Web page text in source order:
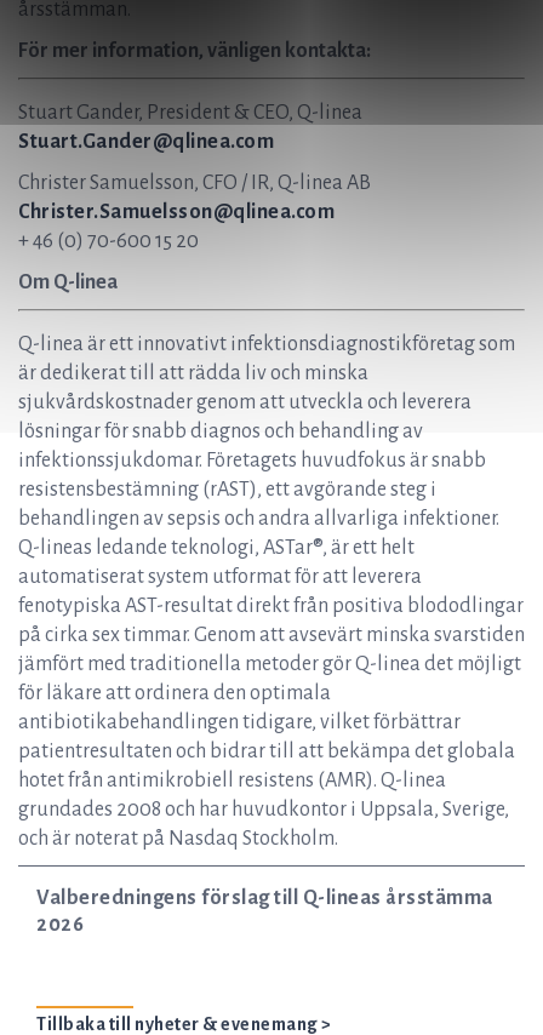
årsstämman.
För mer information, vänligen kontakta:
Stuart Gander, President & CEO, Q-linea
Stuart.Gander@qlinea.com
Christer Samuelsson, CFO / IR, Q-linea AB
Christer.Samuelsson@qlinea.com
+ 46 (0) 70-600 15 20
Om Q-linea
Q-linea är ett innovativt infektionsdiagnostikföretag som
är dedikerat till att rädda liv och minska
sjukvårdskostnader genom att utveckla och leverera
lösningar för snabb diagnos och behandling av
infektionssjukdomar. Företagets huvudfokus är snabb
resistensbestämning (rAST), ett avgörande steg i
behandlingen av sepsis och andra allvarliga infektioner.
Q-lineas ledande teknologi, ASTar®, är ett helt
automatiserat system utformat för att leverera
fenotypiska AST-resultat direkt från positiva blododlingar
på cirka sex timmar. Genom att avsevärt minska svarstiden
jämfört med traditionella metoder gör Q-linea det möjligt
för läkare att ordinera den optimala
antibiotikabehandlingen tidigare, vilket förbättrar
patientresultaten och bidrar till att bekämpa det globala
hotet från antimikrobiell resistens (AMR). Q-linea
grundades 2008 och har huvudkontor i Uppsala, Sverige,
och är noterat på Nasdaq Stockholm.
Valberedningens förslag till Q-lineas årsstämma
2026
Tillbaka till nyheter & evenemang >